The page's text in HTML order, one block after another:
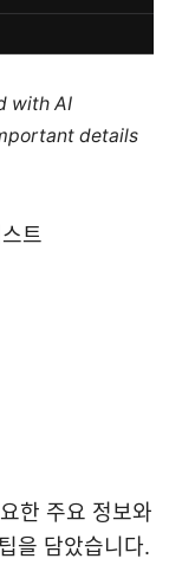
with AI
details
트
한 주요 정보와
을 담았습니다.